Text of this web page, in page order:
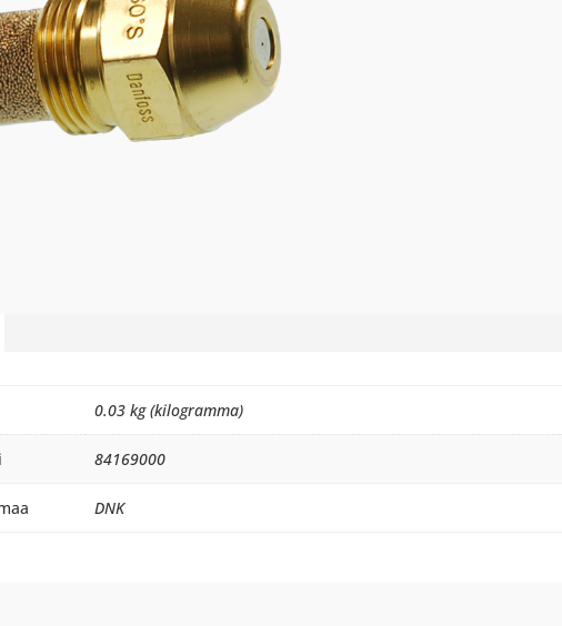
0.03 kg (kilogramma)
84169000
DNK